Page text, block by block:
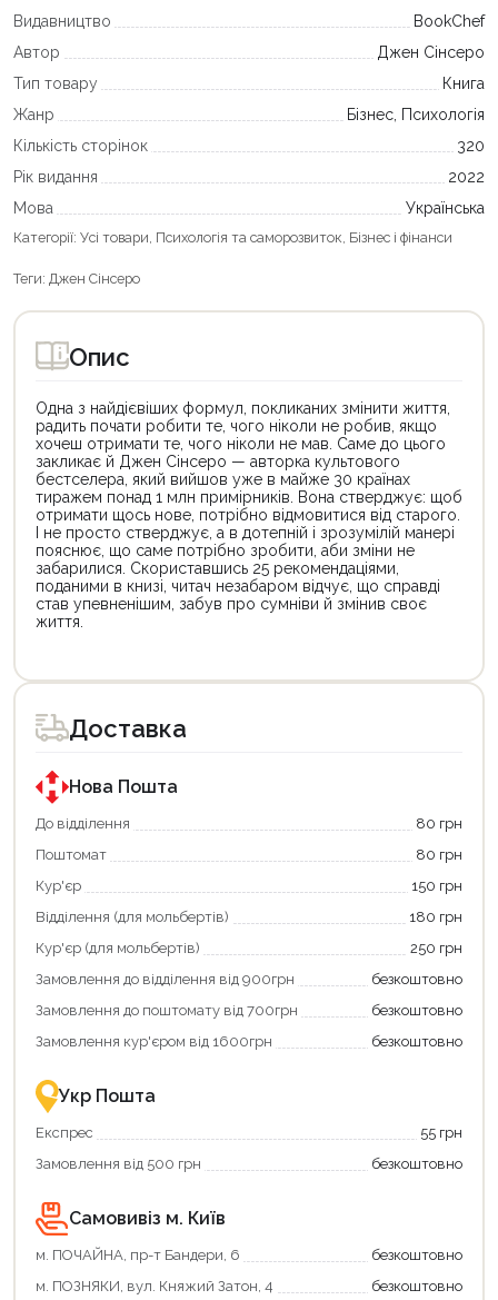
Видавництво
BookChef
Автор
Джен Сінсеро
Тип товару
Книга
Жанр
Бізнес, Психологія
Кількість сторінок
320
Рік видання
2022
Мова
Українська
Категорії: Усі товари Психологія та саморозвиток Бізнес і фінанси
Теги: Джен Сінсеро
Опис
Одна з найдієвіших формул, покликаних змінити життя,
радить почати робити те, чого ніколи не робив, якщо
хочеш отримати те, чого ніколи не мав. Саме до цього
закликає й Джен Сінсеро — авторка культового
бестселера, який вийшов уже в майже 30 країнах
тиражем понад 1 млн примірників. Вона стверджує: щоб
отримати щось нове, потрібно відмовитися від старого.
І не просто стверджує, а в дотепній і зрозумілій манері
пояснює, що саме потрібно зробити, аби зміни не
забарилися. Скориставшись 25 рекомендаціями,
поданими в книзі, читач незабаром відчує, що справді
став упевненішим, забув про сумніви й змінив своє
життя.
товар
для
покупки
державною
програмою
єКнига.
Використовуйте
карту
щоб
зекономити
та
отримати
переваги!
картою
єКнига
–
зручно
та
товар
для
покупки
державною
програмою
«Національний
кешбек».
покупку
«Національний
кешбек»
та
отримуйте
повернення
Економте
більше
разом
державною
підтримкою!
Доставка
Нова Пошта
До відділення
80 грн
Поштомат
80 грн
Кур'єр
150 грн
Відділення (для мольбертів)
180 грн
Кур'єр (для мольбертів)
250 грн
Замовлення до відділення від 900грн
безкоштовно
Замовлення до поштомату від 700грн
безкоштовно
Замовлення кур'єром від 1600грн
безкоштовно
Укр Пошта
Експрес
55 грн
Замовлення від 500 грн
безкоштовно
Самовивіз м. Київ
м. ПОЧАЙНА, пр-т Бандери, 6
безкоштовно
м. ПОЗНЯКИ, вул. Княжий Затон, 4
безкоштовно